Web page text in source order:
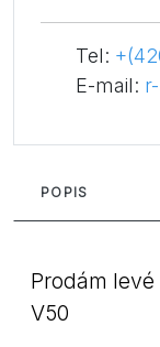
Tel:
E-mail:
POPIS
Prodám
V50